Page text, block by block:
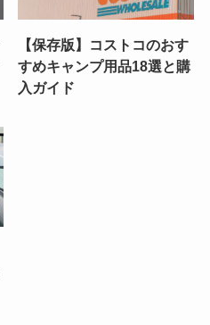
【保存版】コストコのおす
すめキャンプ用品18選と購
入ガイド